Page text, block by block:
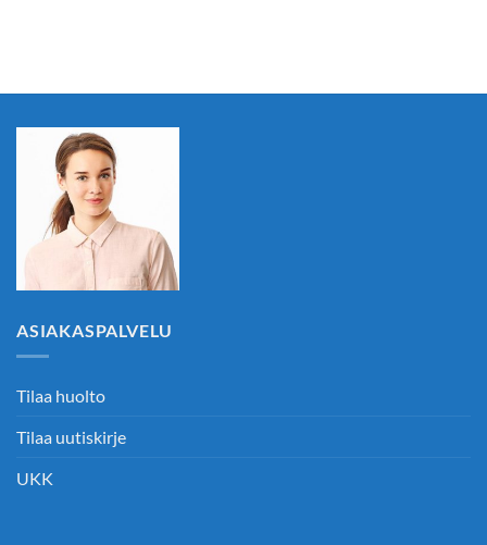
ASIAKASPALVELU
Tilaa huolto
Tilaa uutiskirje
UKK